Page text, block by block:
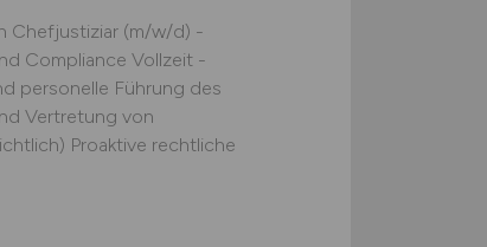
Chefjustiziar (m/w/d) -
Compliance Vollzeit -
personelle Führung des
Vertretung von
Proaktive rechtliche